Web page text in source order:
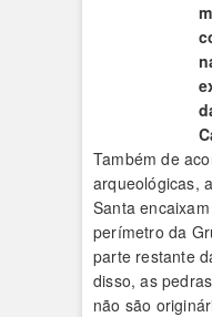
Também de
arqueológicas,
Santa
perímetro da
parte restante
disso, as
não são